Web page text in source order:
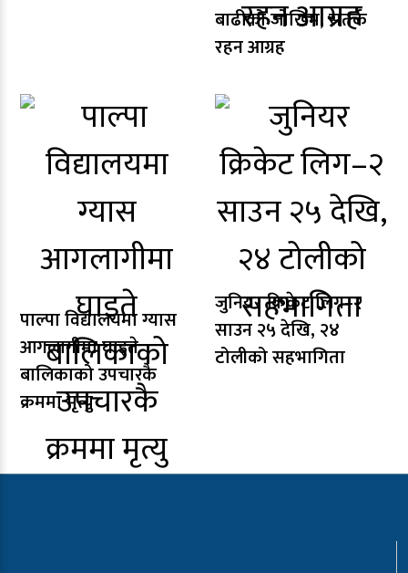
बाढीको जोखिम, सतर्क
रहन आग्रह
पाल्पा विद्यालयमा ग्यास
आगलागीमा घाइते
बालिकाको उपचारकै
क्रममा मृत्यु
जुनियर क्रिकेट लिग–२
साउन २५ देखि, २४
टोलीको सहभागिता